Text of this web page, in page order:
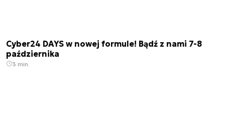
Cyber24 DAYS w nowej formule! Bądź z nami 7-8
października
3 min.